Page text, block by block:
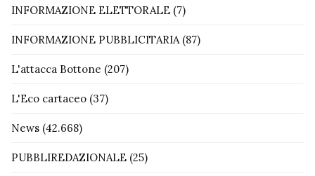
INFORMAZIONE ELETTORALE (7)
INFORMAZIONE PUBBLICITARIA(87)
L'attacca Bottone (207)
L'Eco cartaceo (37)
News (42.668)
PUBBLIREDAZIONALE (25)